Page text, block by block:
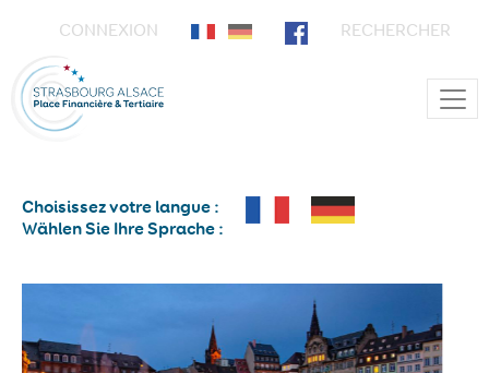
CONNEXION RECHERCHER
Main Navigation
Choisissez votre langue :
Wählen Sie Ihre Sprache :